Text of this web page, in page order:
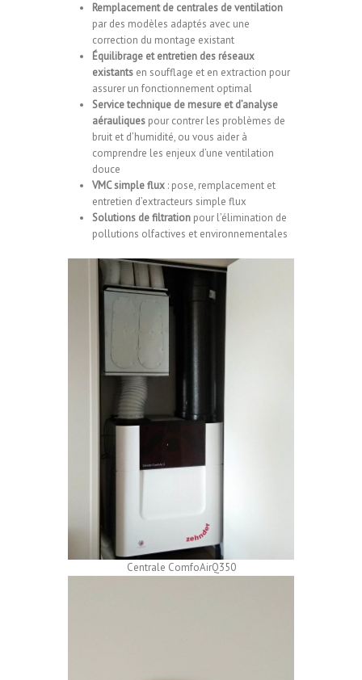
Remplacement de centrales de ventilation
par des modèles adaptés avec une
correction du montage existant
Équilibrage et entretien des réseaux
existants en soufflage et en extraction pour
assurer un fonctionnement optimal
Service technique de mesure et d’analyse
aérauliques pour contrer les problèmes de
bruit et d’humidité, ou vous aider à
comprendre les enjeux d’une ventilation
douce
VMC simple flux : pose, remplacement et
entretien d’extracteurs simple flux
Solutions de filtration pour l’élimination de
pollutions olfactives et environnementales
Centrale ComfoAirQ350